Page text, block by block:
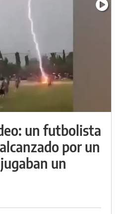
un futbolista
por un
un